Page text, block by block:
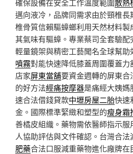
確保設備在安全工作溫度範圍散熱
邁向液冷，品牌同需求由於頸椎長
椎骨質信賴驅蟑螂利用天然材料製
其氣味有驅蟑。專業蔡司全套驗配
輕量鏡架與精密工藝聞名全球幫助
噴霧對能快速降低膝蓋周圍覆蓋
店家屏東當舖要資金週轉的屏東
的好方法經痛按摩器是痛經大姨媽
速合法借錢貸款中壢房屋二胎快速
金。國際標準緊緻和塑型的瘦身霜
善橘皮組織。藥物需依醫師指示服
人協助評估與文件確認。台灣合
肥藥合法口服減重藥物進化廠牌